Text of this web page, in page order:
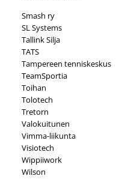
Smash ry
SL Systems
Tallink Silja
TATS
Tampereen tenniskeskus
TeamSportia
Toihan
Tolotech
Tretorn
Valokuitunen
Vimma-liikunta
Visiotech
Wippiiwork
Wilson